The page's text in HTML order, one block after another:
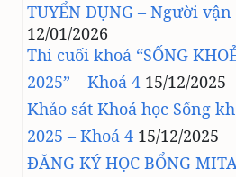
TUYỂN DỤNG – Người
12/01/2026
Thi cuối khoá “SỐNG
2025” – Khoá 4 15/12/2025
Khảo sát Khoá học Sống
2025 – Khoá 4 15/12/2025
ĐĂNG KÝ HỌC BỔNG